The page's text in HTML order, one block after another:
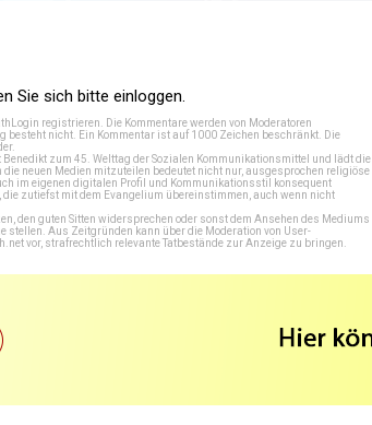
Sie sich bitte einloggen.
registrieren . Die Kommentare werden von Moderatoren
nicht. Ein Kommentar ist auf 1000 Zeichen beschränkt. Die
zum 45. Welttag der Sozialen Kommunikationsmittel und lädt die
neuen Medien mitzuteilen bedeutet nicht nur, ausgesprochen religiöse
im eigenen digitalen Profil und Kommunikationsstil konsequent
zutiefst mit dem Evangelium übereinstimmen, auch wenn nicht
den guten Sitten widersprechen oder sonst dem Ansehen des Mediums
Aus Zeitgründen kann über die Moderation von User-
vor, strafrechtlich relevante Tatbestände zur Anzeige zu bringen.